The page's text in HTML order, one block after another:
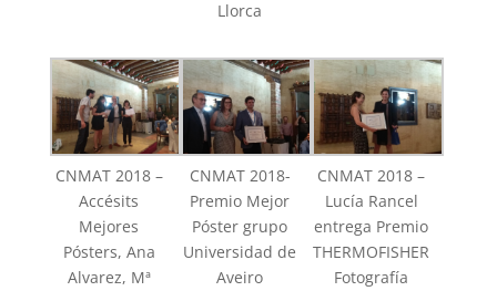
Llorca
CNMAT 2018 –
Accésits
Mejores
Pósters, Ana
Alvarez, Mª
CNMAT 2018-
Premio Mejor
Póster grupo
Universidad de
Aveiro
CNMAT 2018 –
Lucía Rancel
entrega Premio
THERMOFISHER
Fotografía